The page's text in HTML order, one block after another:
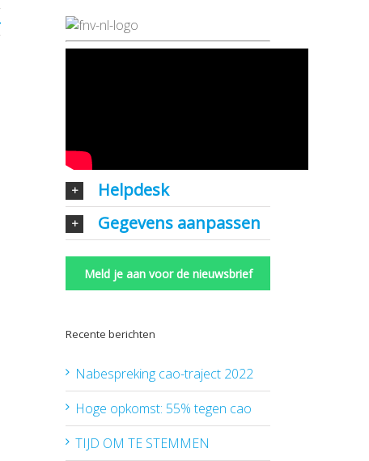
Helpdesk
Gegevens aanpassen
Meld je aan voor de nieuwsbrief
Recente berichten
Nabespreking cao-traject 2022
Hoge opkomst: 55% tegen cao
TIJD OM TE STEMMEN